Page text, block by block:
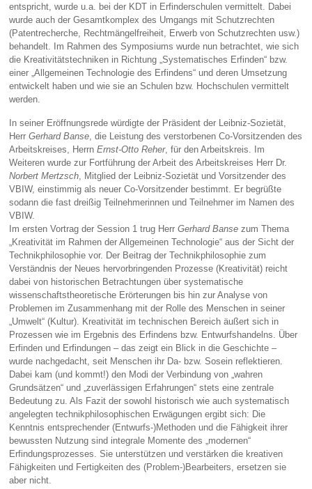
entspricht, wurde u.a. bei der KDT in Erfinderschulen vermittelt. Dabei
wurde auch der Gesamtkomplex des Umgangs mit Schutzrechten
(Patentrecherche, Rechtmängelfreiheit, Erwerb von Schutzrechten usw.)
behandelt. Im Rahmen des Symposiums wurde nun betrachtet, wie sich
die Kreativitätstechniken in Richtung „Systematisches Erfinden“ bzw.
einer „Allgemeinen Technologie des Erfindens“ und deren Umsetzung
entwickelt haben und wie sie an Schulen bzw. Hochschulen vermittelt
werden.
In seiner Eröffnungsrede würdigte der Präsident der Leibniz-Sozietät,
HerrGerhard Banse, die Leistung des verstorbenen Co-Vorsitzenden des
Arbeitskreises, HerrnErnst-Otto Reher, für den Arbeitskreis. Im
Weiteren wurde zur Fortführung der Arbeit des Arbeitskreises Herr Dr.
Norbert Mertzsch, Mitglied der Leibniz-Sozietät und Vorsitzender des
VBIW, einstimmig als neuer Co-Vorsitzender bestimmt. Er begrüßte
sodann die fast dreißig Teilnehmerinnen und Teilnehmer im Namen des
VBIW.
Im ersten Vortrag der Session 1 trug HerrGerhard Banse zum Thema
„Kreativität im Rahmen der Allgemeinen Technologie“ aus der Sicht der
Technikphilosophie vor. Der Beitrag der Technikphilosophie zum
Verständnis der Neues hervorbringenden Prozesse (Kreativität) reicht
dabei von historischen Betrachtungen über systematische
wissenschaftstheoretische Erörterungen bis hin zur Analyse von
Problemen im Zusammenhang mit der Rolle des Menschen in seiner
„Umwelt“ (Kultur). Kreativität im technischen Bereich äußert sich in
Prozessen wie im Ergebnis des Erfindens bzw. Entwurfshandelns. Über
Erfinden und Erfindungen – das zeigt ein Blick in die Geschichte –
wurde nachgedacht, seit Menschen ihr Da- bzw. Sosein reflektieren.
Dabei kam (und kommt!) den Modi der Verbindung von „wahren
Grundsätzen“ und „zuverlässigen Erfahrungen“ stets eine zentrale
Bedeutung zu. Als Fazit der sowohl historisch wie auch systematisch
angelegten technikphilosophischen Erwägungen ergibt sich: Die
Kenntnis entsprechender (Entwurfs‑)Methoden und die Fähigkeit ihrer
bewussten Nutzung sind integrale Momente des „modernen“
Erfindungsprozesses. Sie unterstützen und verstärken die kreativen
Fähigkeiten und Fertigkeiten des (Problem-)Bearbeiters, ersetzen sie
aber nicht.